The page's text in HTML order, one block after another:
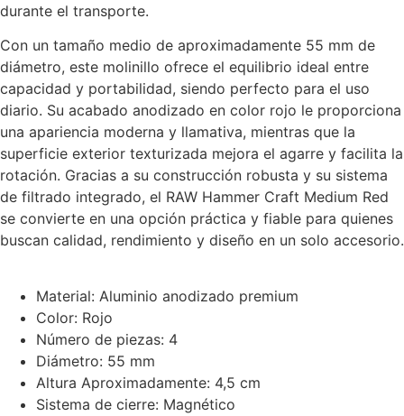
durante el transporte.
Con un tamaño medio de aproximadamente 55 mm de
diámetro, este molinillo ofrece el equilibrio ideal entre
capacidad y portabilidad, siendo perfecto para el uso
diario. Su acabado anodizado en color rojo le proporciona
una apariencia moderna y llamativa, mientras que la
superficie exterior texturizada mejora el agarre y facilita la
rotación. Gracias a su construcción robusta y su sistema
de filtrado integrado, el RAW Hammer Craft Medium Red
se convierte en una opción práctica y fiable para quienes
buscan calidad, rendimiento y diseño en un solo accesorio.
Material: Aluminio anodizado premium
Color: Rojo
Número de piezas: 4
Diámetro: 55 mm
Altura Aproximadamente: 4,5 cm
Sistema de cierre: Magnético